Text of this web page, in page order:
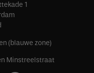
1
(blauwe zone)
Minstreelstraat